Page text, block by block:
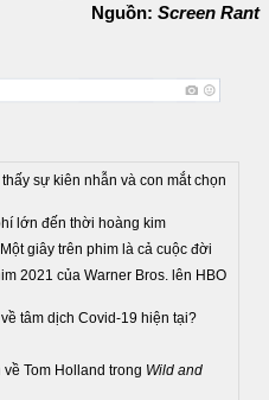
Nguồn: Screen Rant
sự kiên nhẫn và con mắt chọn
lớn đến thời hoàng kim
giây trên phim là cả cuộc đời
2021 của Warner Bros. lên HBO
tâm dịch Covid-19 hiện tại?
Tom Holland trong Wild and